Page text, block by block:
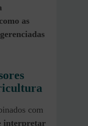
as
com
interpretar